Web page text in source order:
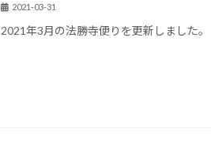
2021-03-31
2021年3月の法勝寺便りを更新しました。